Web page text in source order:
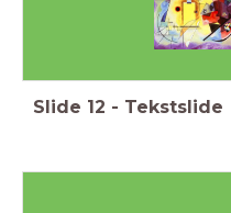
Slide 12 - Tekstslide